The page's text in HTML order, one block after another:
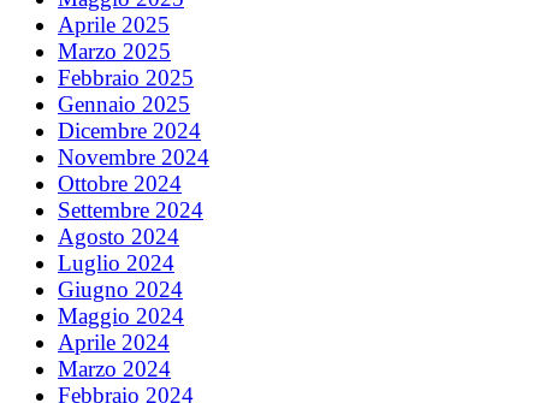
Aprile 2025
Marzo 2025
Febbraio 2025
Gennaio 2025
Dicembre 2024
Novembre 2024
Ottobre 2024
Settembre 2024
Agosto 2024
Luglio 2024
Giugno 2024
Maggio 2024
Aprile 2024
Marzo 2024
Febbraio 2024